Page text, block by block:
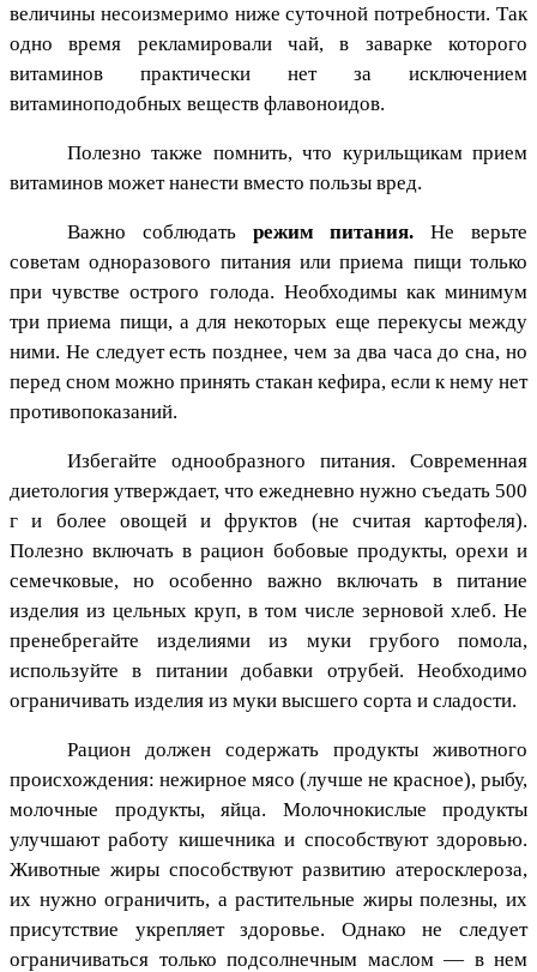
величины несоизмеримо ниже суточной потребности. Так
одно время рекламировали чай, в заварке которого
витаминов практически нет за исключением
витаминоподобных веществ флавоноидов.
Полезно также помнить, что курильщикам прием
витаминов может нанести вместо пользы вред.
Важно соблюдать режим питания. Не верьте
советам одноразового питания или приема пищи только
при чувстве острого голода. Необходимы как минимум
три приема пищи, а для некоторых еще перекусы между
ними. Не следует есть позднее, чем за два часа до сна, но
перед сном можно принять стакан кефира, если к нему нет
противопоказаний.
Избегайте однообразного питания. Современная
диетология утверждает, что ежедневно нужно съедать 500
г и более овощей и фруктов (не считая картофеля).
Полезно включать в рацион бобовые продукты, орехи и
семечковые, но особенно важно включать в питание
изделия из цельных круп, в том числе зерновой хлеб. Не
пренебрегайте изделиями из муки грубого помола,
используйте в питании добавки отрубей. Необходимо
ограничивать изделия из муки высшего сорта и сладости.
Рацион должен содержать продукты животного
происхождения: нежирное мясо (лучше не красное), рыбу,
молочные продукты, яйца. Молочнокислые продукты
улучшают работу кишечника и способствуют здоровью.
Животные жиры способствуют развитию атеросклероза,
их нужно ограничить, а растительные жиры полезны, их
присутствие укрепляет здоровье. Однако не следует
ограничиваться только подсолнечным маслом — в нем